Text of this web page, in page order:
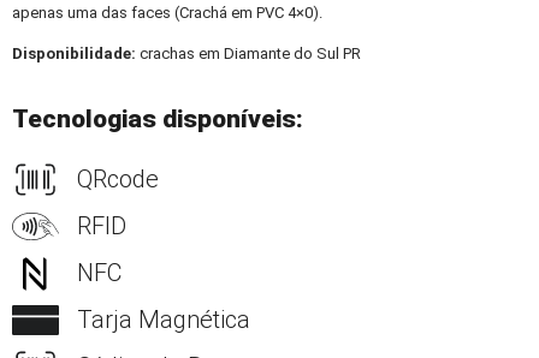
apenas uma das faces (Crachá em PVC 4×0).
Disponibilidade: crachas em Diamante do Sul PR
Tecnologias disponíveis:
QRcode
RFID
NFC
Tarja Magnética